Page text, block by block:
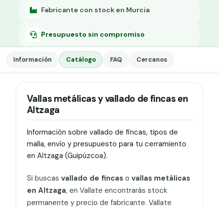
Fabricante con stock en Murcia
Presupuesto sin compromiso
Información Catálogo FAQ Cercanos
Vallas metálicas y vallado de fincas en
Altzaga
Información sobre vallado de fincas, tipos de
malla, envío y presupuesto para tu cerramiento
en Altzaga (Guipúzcoa).
Si buscas vallado de fincaso vallas metálicas
en Altzaga, en Vallate encontrarás stock
permanente y precio de fabricante. Vallate